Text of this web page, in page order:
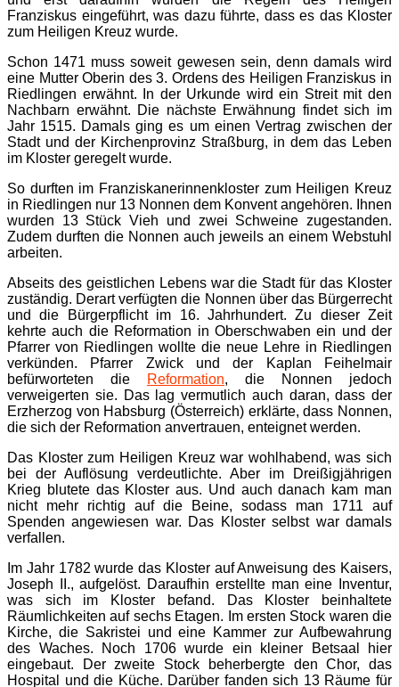
Franziskus eingeführt, was dazu führte, dass es das Kloster
zum Heiligen Kreuz wurde.
Schon 1471 muss soweit gewesen sein, denn damals wird
eine Mutter Oberin des 3. Ordens des Heiligen Franziskus in
Riedlingen erwähnt. In der Urkunde wird ein Streit mit den
Nachbarn erwähnt. Die nächste Erwähnung findet sich im
Jahr 1515. Damals ging es um einen Vertrag zwischen der
Stadt und der Kirchenprovinz Straßburg, in dem das Leben
im Kloster geregelt wurde.
So durften im Franziskanerinnenkloster zum Heiligen Kreuz
in Riedlingen nur 13 Nonnen dem Konvent angehören. Ihnen
wurden 13 Stück Vieh und zwei Schweine zugestanden.
Zudem durften die Nonnen auch jeweils an einem Webstuhl
arbeiten.
Abseits des geistlichen Lebens war die Stadt für das Kloster
zuständig. Derart verfügten die Nonnen über das Bürgerrecht
und die Bürgerpflicht im 16. Jahrhundert. Zu dieser Zeit
kehrte auch die Reformation in Oberschwaben ein und der
Pfarrer von Riedlingen wollte die neue Lehre in Riedlingen
verkünden. Pfarrer Zwick und der Kaplan Feihelmair
befürworteten die
Reformation, die Nonnen jedoch
verweigerten sie. Das lag vermutlich auch daran, dass der
Erzherzog von Habsburg (Österreich) erklärte, dass Nonnen,
die sich der Reformation anvertrauen, enteignet werden.
Das Kloster zum Heiligen Kreuz war wohlhabend, was sich
bei der Auflösung verdeutlichte. Aber im Dreißigjährigen
Krieg blutete das Kloster aus. Und auch danach kam man
nicht mehr richtig auf die Beine, sodass man 1711 auf
Spenden angewiesen war. Das Kloster selbst war damals
verfallen.
Im Jahr 1782 wurde das Kloster auf Anweisung des Kaisers,
Joseph II., aufgelöst. Daraufhin erstellte man eine Inventur,
was sich im Kloster befand. Das Kloster beinhaltete
Räumlichkeiten auf sechs Etagen. Im ersten Stock waren die
Kirche, die Sakristei und eine Kammer zur Aufbewahrung
des Waches. Noch 1706 wurde ein kleiner Betsaal hier
eingebaut. Der zweite Stock beherbergte den Chor, das
Hospital und die Küche. Darüber fanden sich 13 Räume für